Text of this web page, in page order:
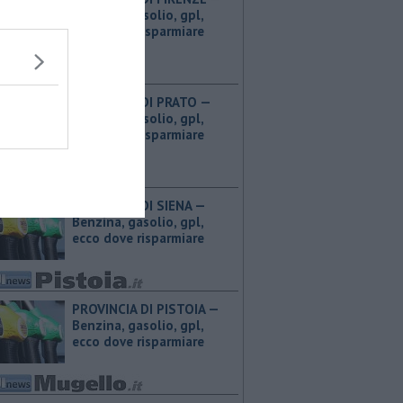
Benzina, gasolio, gpl,
ecco dove risparmiare
PROVINCIA DI PRATO — ​
Benzina, gasolio, gpl,
ecco dove risparmiare
PROVINCIA DI SIENA — ​
Benzina, gasolio, gpl,
ecco dove risparmiare
PROVINCIA DI PISTOIA — ​
Benzina, gasolio, gpl,
ecco dove risparmiare